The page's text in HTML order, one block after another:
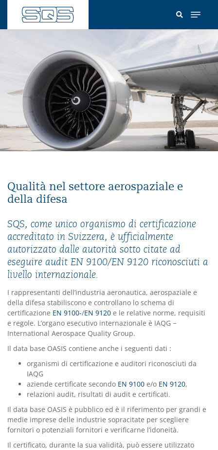
contenuto
Qualità nel settore aerospaziale e
della difesa
SQS, come unico organismo di certificazione
accreditato in Svizzera, è ufficialmente
autorizzato dalle autorità sotto citate ad
eseguire audit EN 9100/EN 9120 riconosciuti a
livello internazionale.
I rappresentanti dell’industria aeronautica, aerospaziale e
della difesa stabiliscono e controllano lo schema di
certificazione EN 9100-/EN 9120 e le relative norme, requisiti
e regole. L’organo esecutivo internazionale è IAQG −
International Aerospace Quality Group.
Il data base OASIS contiene anche i seguenti dati :
organismi di certificazione e auditori riconosciuti da
IAQG
aziende certificate secondo EN 9100 e/o EN 9120,
relazioni audit, risultati di audit e certificati.
Il data base OASIS è pubblico ed è il riferimento per grandi e
medie imprese delle industrie sopracitate per scegliere
fornitori o potenziali fornitori e verificarne l’idoneità.
Il certificato, durante la sua validità, può essere utilizzato